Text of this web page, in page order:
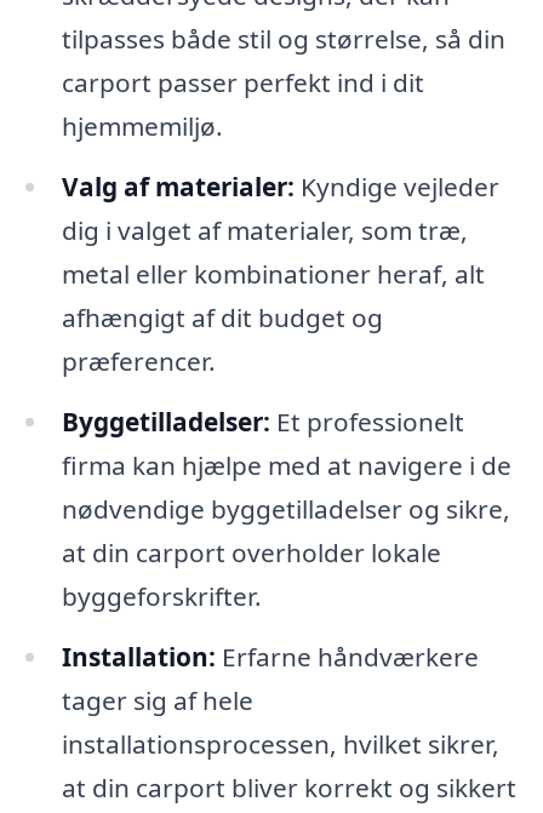
tilpasses både stil og størrelse, så din
carport passer perfekt ind i dit
hjemmemiljø.
Valg af materialer: Kyndige vejleder
dig i valget af materialer, som træ,
metal eller kombinationer heraf, alt
afhængigt af dit budget og
præferencer.
Byggetilladelser: Et professionelt
firma kan hjælpe med at navigere i de
nødvendige byggetilladelser og sikre,
at din carport overholder lokale
byggeforskrifter.
Installation: Erfarne håndværkere
tager sig af hele
installationsprocessen, hvilket sikrer,
at din carport bliver korrekt og sikkert